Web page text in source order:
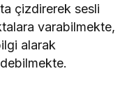
çizdirerek sesli
varabilmekte,
alarak